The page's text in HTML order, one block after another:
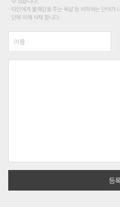
타인에게 불쾌감을 주는 욕설 등 비하하는 단어가
단에 의해 삭제 합니다.